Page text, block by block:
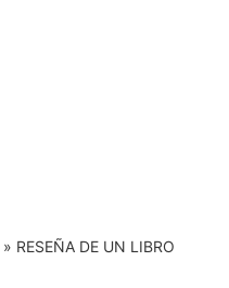
» RESEÑA DE UN LIBRO